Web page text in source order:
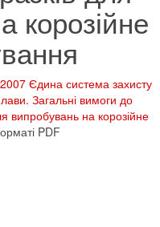
корозійне
Єдина система захисту
Загальні вимоги до
випробувань на корозійне
PDF